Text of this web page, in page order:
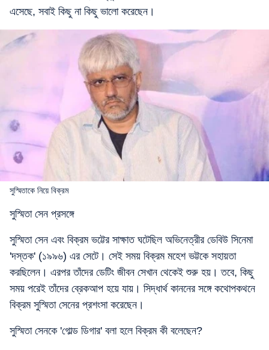
এসেছে, সবাই কিছু না কিছু ভালো করেছেন।
সুস্মিতাকে নিয়ে বিক্রম
সুস্মিতা সেন প্রসঙ্গে
সুস্মিতা সেন এবং বিক্রম ভট্টের সাক্ষাত ঘটেছিল অভিনেত্রীর ডেবিউ সিনেমা
'দস্তক' (১৯৯৬) এর সেটে। সেই সময় বিক্রম মহেশ ভট্টকে সহায়তা
করছিলেন। এরপর তাঁদের ডেটিং জীবন সেখান থেকেই শুরু হয়। তবে, কিছু
সময় পরেই তাঁদের ব্রেকআপ হয়ে যায়। সিদ্ধার্থ কাননের সঙ্গে কথোপকথনে
বিক্রম সুস্মিতা সেনের প্রশংসা করেছেন।
সুস্মিতা সেনকে 'গোল্ড ডিগার' বলা হলে বিক্রম কী বলেছেন?